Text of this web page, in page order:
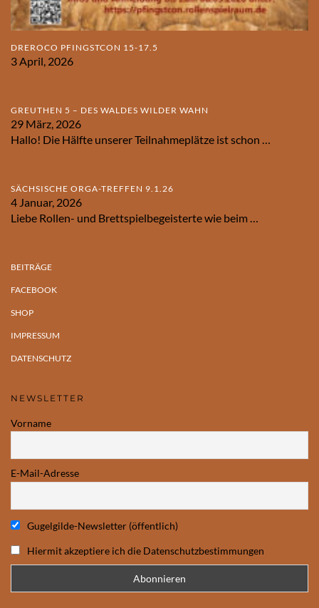
DREROCO PFINGSTCON 15-17.5
3 April, 2026
GREUTHEN 5 – DES WALDES WILDER WAHN
29 März, 2026
Hallo! Die Hälfte unserer Teilnahmeplätze ist schon
SÄCHSISCHE ORGA-TREFFEN 9.1.26
4 Januar, 2026
Liebe Rollen- und Brettspielbegeisterte wie beim
BEITRÄGE
FACEBOOK
SHOP
IMPRESSUM
DATENSCHUTZ
NEWSLETTER
Vorname
E-Mail-Adresse
Gugelgilde-Newsletter (öffentlich)
Hiermit akzeptiere ich die Datenschutzbestimmungen